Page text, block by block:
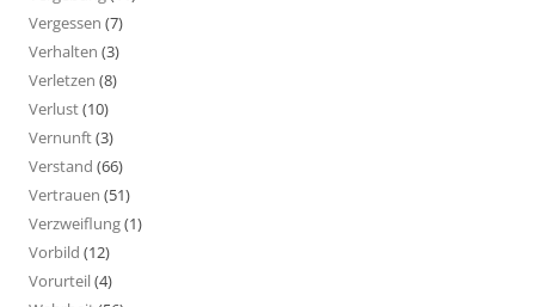
Vergessen (7)
Verhalten (3)
Verletzen (8)
Verlust(10)
Vernunft(3)
Verstand (66)
Vertrauen (51)
Verzweiflung(1)
Vorbild (12)
Vorurteil(4)